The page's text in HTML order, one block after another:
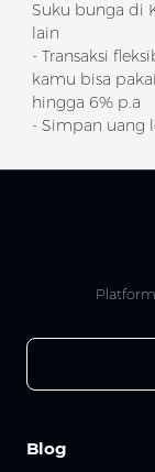
Suku bunga di
lain
- Transaksi
kamu bisa
hingga 6% p.a
- Simpan uang
Blog